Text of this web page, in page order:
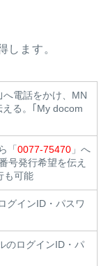
します。
｣へ電話をかけ、MN
る。｢My docom
「 0077-75470 」へ
号発行希望を伝え
も可能
グインID・パスワ
のログインID・パ